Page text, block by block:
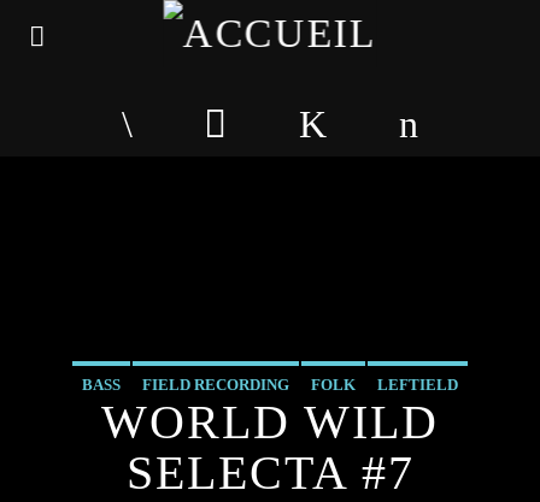
BASS FIELD RECORDING FOLK LEFTIELD
WORLD WILD SELECTA
WORLD WILD
SELECTA #7